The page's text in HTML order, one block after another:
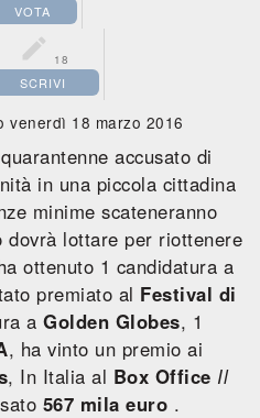
VOTA
 18
SCRIVI
venerdì 18 marzo 2016
accusato di
in una piccola cittadina
minime scateneranno
lottare per riottenere
ottenuto 1 candidatura a
premiato al Festival di
aGolden Globes, 1
, ha vinto un premio ai
, In Italia al Box Office Il
567 mila euro .